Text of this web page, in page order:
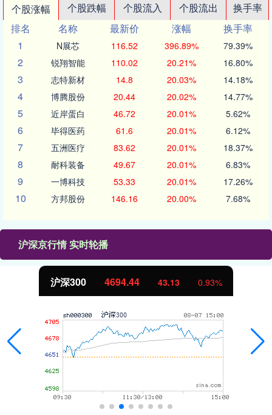
个股涨幅 个股跌幅 个股流入 个股流出
换手率
排名
名称 最新价 涨幅
换手率
1
N展芯 116.52 396.89% 79.39%
2 锐翔智能 110.02 20.21% 16.80%
3 志特新材 14.8 20.03% 14.18%
4 博腾股份 20.44 20.02% 14.77%
5 近岸蛋白 46.72 20.01% 5.62%
6 毕得医药 61.6 20.01% 6.12%
7 五洲医疗 83.62 20.01% 18.37%
8 耐科装备 49.67 20.01% 6.83%
9 一博科技 53.33 20.01% 17.26%
10 方邦股份 146.16 20.00% 7.68%
沪深京行情 实时轮播
沪深300 4694.44 43.13 0.93%